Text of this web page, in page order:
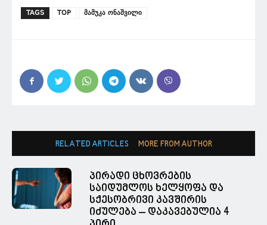
TAGS TOP მამუკა ონაშვილი
RELATED ARTICLES MORE FROM AUTHOR
პირადი ცხოვრების
საიდუმლოს ხელყოფა და
სქესობრივი კავშირის
იძულება – დაკავებულია 4